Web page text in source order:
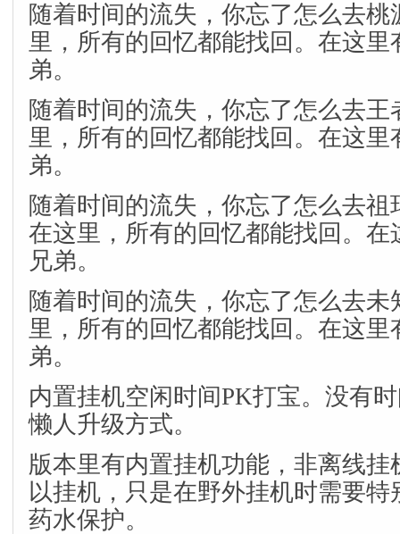
随着时间的流失，你忘了怎么去
里，所有的回忆都能找回。在这里
弟。
随着时间的流失，你忘了怎么去
里，所有的回忆都能找回。在这里
弟。
随着时间的流失，你忘了怎么去
在这里，所有的回忆都能找回。在
兄弟。
随着时间的流失，你忘了怎么去
里，所有的回忆都能找回。在这里
弟。
内置挂机空闲时间PK打宝。没有
懒人升级方式。
版本里有内置挂机功能，非离线挂
以挂机，只是在野外挂机时需要
药水保护。